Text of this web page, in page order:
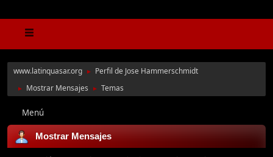
www.latinquasar.org ► Perfil de Jose Hammerschmidt
► Mostrar Mensajes ► Temas
Menú
Mostrar Mensajes